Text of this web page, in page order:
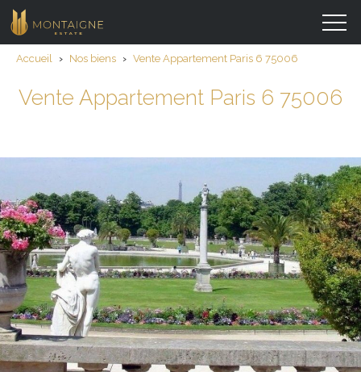
Accueil › Nos biens › Vente Appartement Paris 6 75006
Vente Appartement Paris 6 75006